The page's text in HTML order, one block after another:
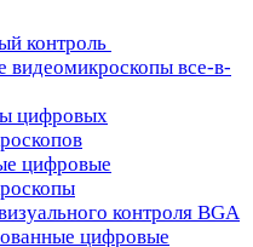
контроль
видеомикроскопы все-в-
цифровых
цифровые
контроля BGA
цифровые